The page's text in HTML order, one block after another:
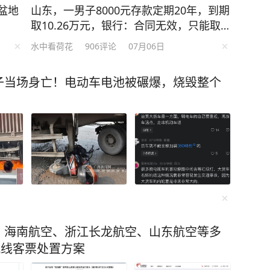
地
山东，一男子8000元存款定期20年，到期
取10.26万元，银行：合同无效，只能取9
600元，男子告上法庭，法院判了！
水中看荷花 906评论 07月06日
场身亡！电动车电池被碾爆，烧毁整个
南航空、浙江长龙航空、山东航空等多
客票处置方案